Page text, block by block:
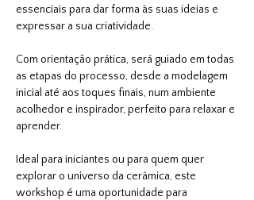
essenciais para dar forma às suas ideias e
expressar a sua criatividade.
Com orientação prática, será guiado em todas
as etapas do processo, desde a modelagem
inicial até aos toques finais, num ambiente
acolhedor e inspirador, perfeito para relaxar e
aprender.
Ideal para iniciantes ou para quem quer
explorar o universo da cerâmica, este
workshop é uma oportunidade para